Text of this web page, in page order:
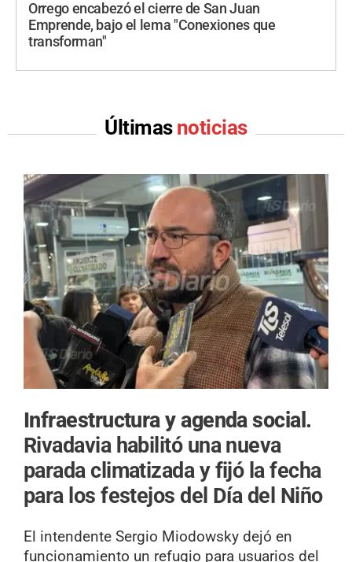
Orrego encabezó el cierre de San Juan
Emprende, bajo el lema "Conexiones que
transforman"
Últimas noticias
Infraestructura y agenda social.
Rivadavia habilitó una nueva
parada climatizada y fijó la fecha
para los festejos del Día del Niño
El intendente Sergio Miodowsky dejó en
funcionamiento un refugio para usuarios del